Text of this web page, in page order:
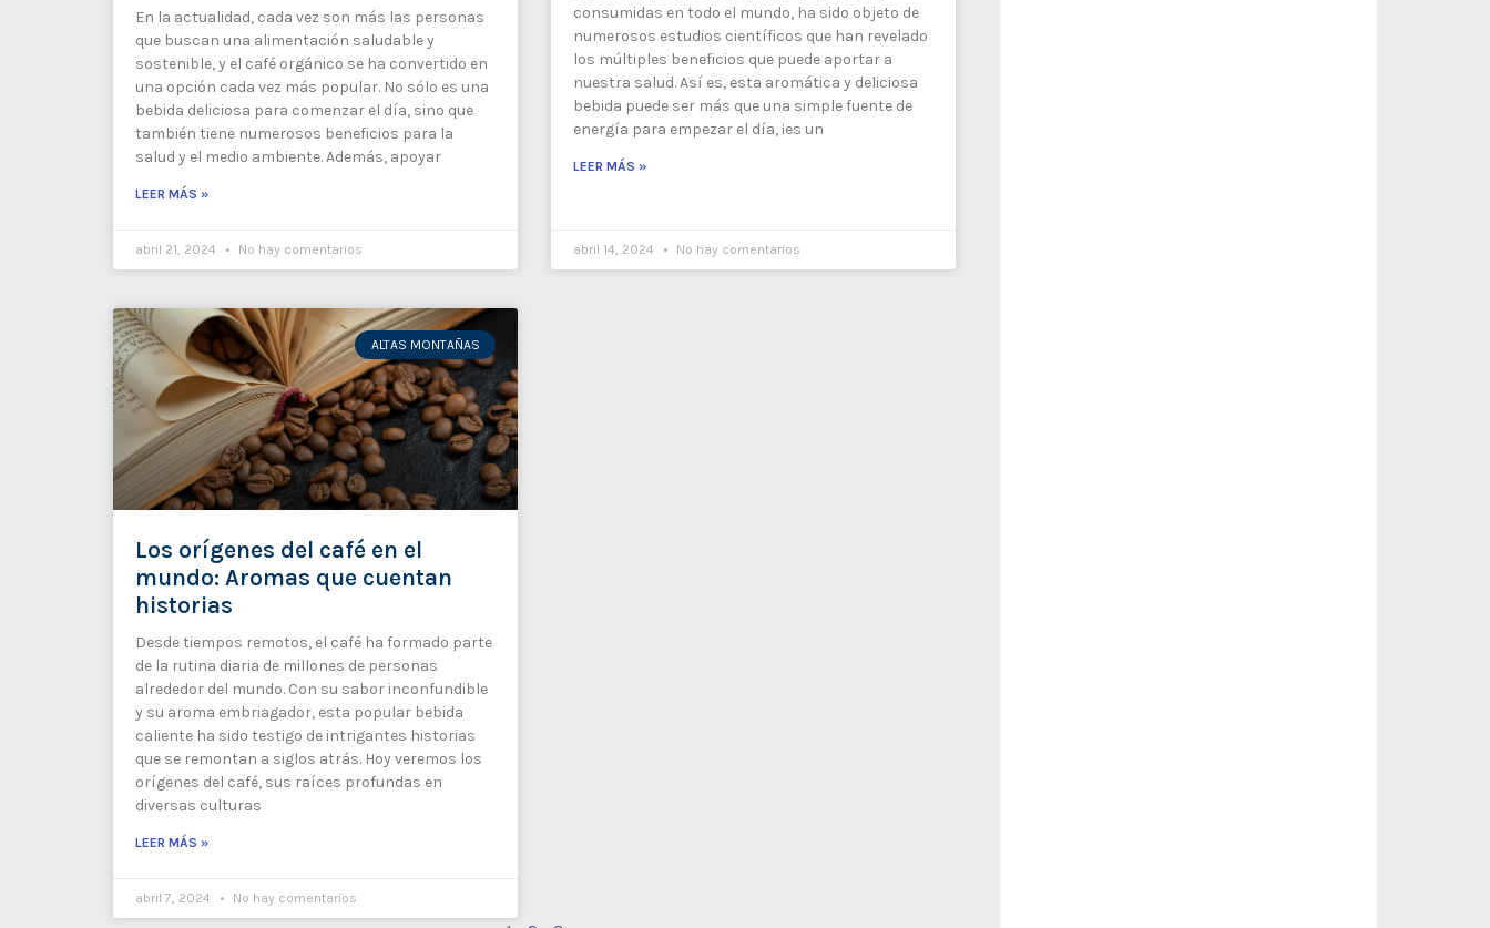
En la actualidad, cada vez son más las personas
que buscan una alimentación saludable y
sostenible, y el café orgánico se ha convertido en
una opción cada vez más popular. No sólo es una
bebida deliciosa para comenzar el día, sino que
también tiene numerosos beneficios para la
salud y el medio ambiente. Además, apoyar
LEER MÁS »
abril 21, 2024 No hay comentarios
consumidas en todo el mundo, ha sido objeto de
numerosos estudios científicos que han revelado
los múltiples beneficios que puede aportar a
nuestra salud. Así es, esta aromática y deliciosa
bebida puede ser más que una simple fuente de
energía para empezar el día, ¡es un
LEER MÁS »
abril 14, 2024 No hay comentarios
ALTAS MONTAÑAS
Los orígenes del café en el
mundo: Aromas que cuentan
historias
Desde tiempos remotos, el café ha formado parte
de la rutina diaria de millones de personas
alrededor del mundo. Con su sabor inconfundible
y su aroma embriagador, esta popular bebida
caliente ha sido testigo de intrigantes historias
que se remontan a siglos atrás. Hoy veremos los
orígenes del café, sus raíces profundas en
diversas culturas
LEER MÁS »
abril 7, 2024 No hay comentarios